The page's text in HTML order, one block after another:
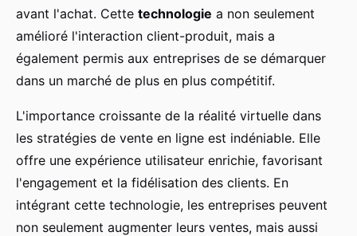
avant l'achat. Cette technologie a non seulement
amélioré l'interaction client-produit, mais a
également permis aux entreprises de se démarquer
dans un marché de plus en plus compétitif.
L'importance croissante de la réalité virtuelle dans
les stratégies de vente en ligne est indéniable. Elle
offre une expérience utilisateur enrichie, favorisant
l'engagement et la fidélisation des clients. En
intégrant cette technologie, les entreprises peuvent
non seulement augmenter leurs ventes, mais aussi